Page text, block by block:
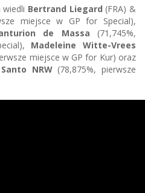
Bertrand Liegard (FRA) &
miejsce w GP for Special),
de Massa (71,745%,
Madeleine Witte-Vrees
miejsce w GP for Kur) oraz
NRW (78,875%, pierwsze